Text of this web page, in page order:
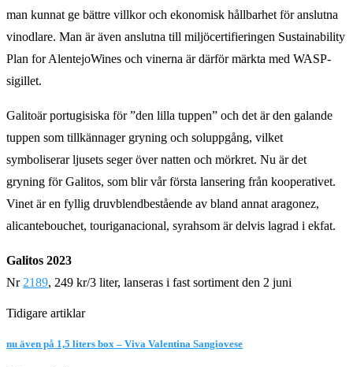
man kunnat ge bättre villkor och ekonomisk hållbarhet för anslutna
vinodlare. Man är även anslutna till miljöcertifieringen Sustainability
Plan for AlentejoWines och vinerna är därför märkta med WASP-
sigillet.
Galitoär portugisiska för ”den lilla tuppen” och det är den galande
tuppen som tillkännager gryning och soluppgång, vilket
symboliserar ljusets seger över natten och mörkret. Nu är det
gryning för Galitos, som blir vår första lansering från kooperativet.
Vinet är en fyllig druvblendbestående av bland annat aragonez,
alicantebouchet, touriganacional, syrahsom är delvis lagrad i ekfat.
Galitos 2023
Nr 2189, 249 kr/3 liter, lanseras i fast sortiment den 2 juni
Tidigare artiklar
nu även på 1,5 liters box – Viva Valentina Sangiovese